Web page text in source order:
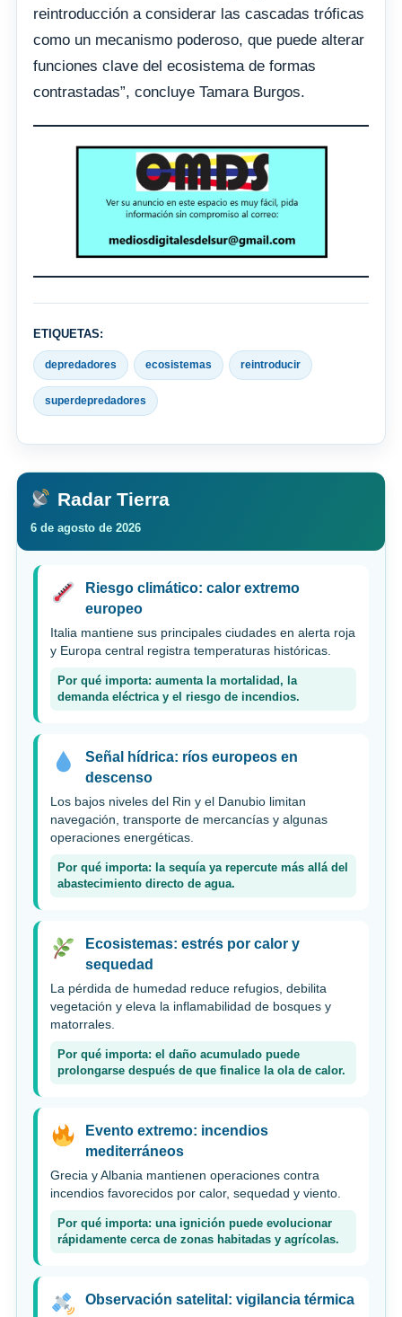
reintroducción a considerar las cascadas tróficas
como un mecanismo poderoso, que puede alterar
funciones clave del ecosistema de formas
contrastadas”, concluye Tamara Burgos.
ETIQUETAS:
depredadores ecosistemas reintroducir
superdepredadores
Radar Tierra
6 de agosto de 2026
Riesgo climático: calor extremo
europeo
Italia mantiene sus principales ciudades en alerta roja
y Europa central registra temperaturas históricas.
Por qué importa: aumenta la mortalidad, la
demanda eléctrica y el riesgo de incendios.
Señal hídrica: ríos europeos en
descenso
Los bajos niveles del Rin y el Danubio limitan
navegación, transporte de mercancías y algunas
operaciones energéticas.
Por qué importa: la sequía ya repercute más allá del
abastecimiento directo de agua.
Ecosistemas: estrés por calor y
sequedad
La pérdida de humedad reduce refugios, debilita
vegetación y eleva la inflamabilidad de bosques y
matorrales.
Por qué importa: el daño acumulado puede
prolongarse después de que finalice la ola de calor.
Evento extremo: incendios
mediterráneos
Grecia y Albania mantienen operaciones contra
incendios favorecidos por calor, sequedad y viento.
Por qué importa: una ignición puede evolucionar
rápidamente cerca de zonas habitadas y agrícolas.
Observación satelital: vigilancia térmica